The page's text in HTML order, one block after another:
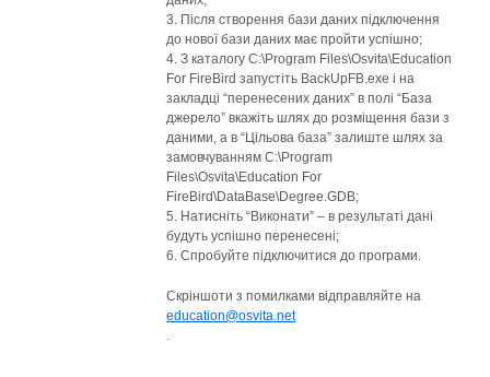
3. Після створення бази даних підключення
до нової бази даних має пройти успішно;
4. З каталогу C:\Program Files\Osvita\Education
For FireBird запустіть BackUpFB.exe і на
закладці “перенесених даних” в полі “База
джерело” вкажіть шлях до розміщення бази з
даними, а в “Цільова база” залиште шлях за
замовчуванням C:\Program
Files\Osvita\Education For
FireBird\DataBase\Degree.GDB;
5. Натисніть “Виконати” – в результаті дані
будуть успішно перенесені;
6. Спробуйте підключитися до програми.
Скріншоти з помилками відправляйте на
education@osvita.net
.